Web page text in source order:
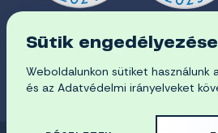
EN
Sütik engedélyezése
Weboldalunkon sütiket használunk
és az Adatvédelmi irányelveket